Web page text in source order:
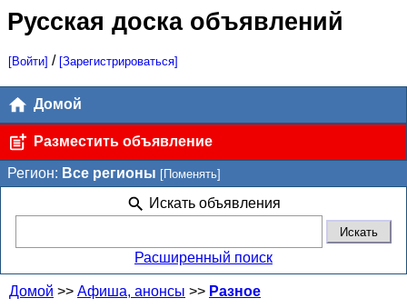
Русская доска объявлений
[Войти] / [Зарегистрироваться]
Домой
Разместить объявление
Регион: Все регионы [Поменять]
Искать объявления
Расширенный поиск
Домой >> Афиша, анонсы >> Разное